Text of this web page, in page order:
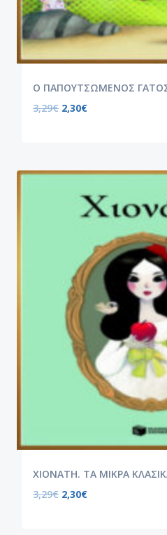
Ο ΠΑΠΟΥΤΣΩΜΕΝΟΣ
3,29€ 2,30€
ΧΙΟΝΑΤΗ. ΤΑ ΜΙΚΡΑ
3,29€ 2,30€